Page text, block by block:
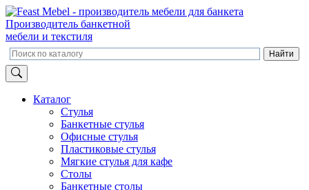
Производитель банкетной
мебели и текстиля
Каталог
Стулья
Банкетные стулья
Офисные стулья
Пластиковые стулья
Мягкие стулья для кафе
Столы
Банкетные столы